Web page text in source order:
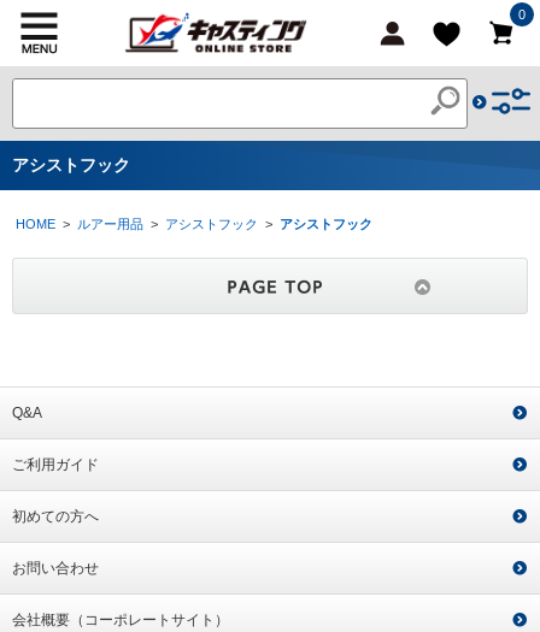
0
アシストフック
HOME > ルアー用品 > アシストフック > アシストフック
Q&A
ご利用ガイド
初めての方へ
お問い合わせ
会社概要（コーポレートサイト）